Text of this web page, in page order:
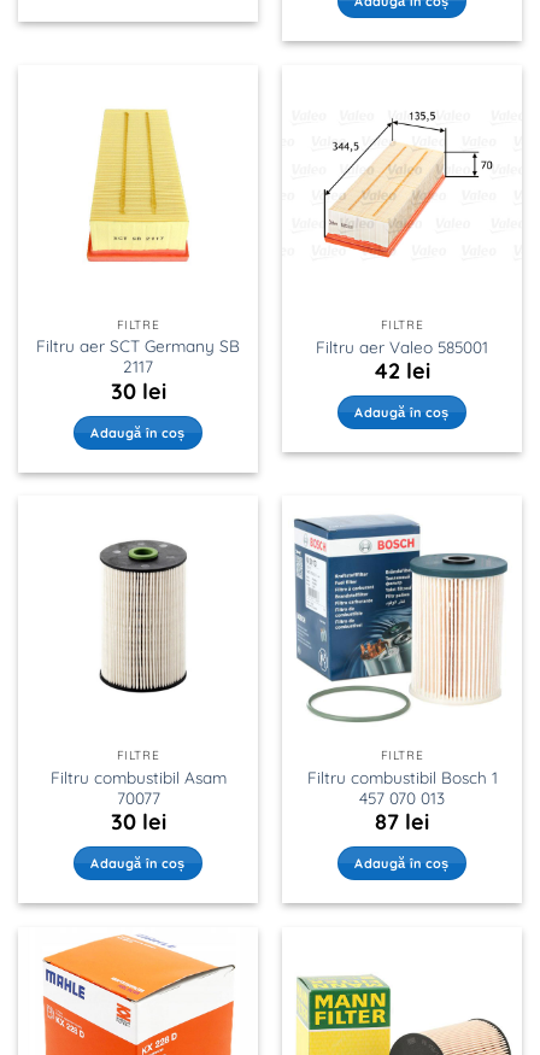
FILTRE
Filtru aer SCT Germany SB
2117
30 lei
Adaugă în coș
FILTRE
Filtru aer Valeo 585001
42 lei
Adaugă în coș
FILTRE
Filtru combustibil Asam
70077
30 lei
Adaugă în coș
FILTRE
Filtru combustibil Bosch 1
457 070 013
87 lei
Adaugă în coș